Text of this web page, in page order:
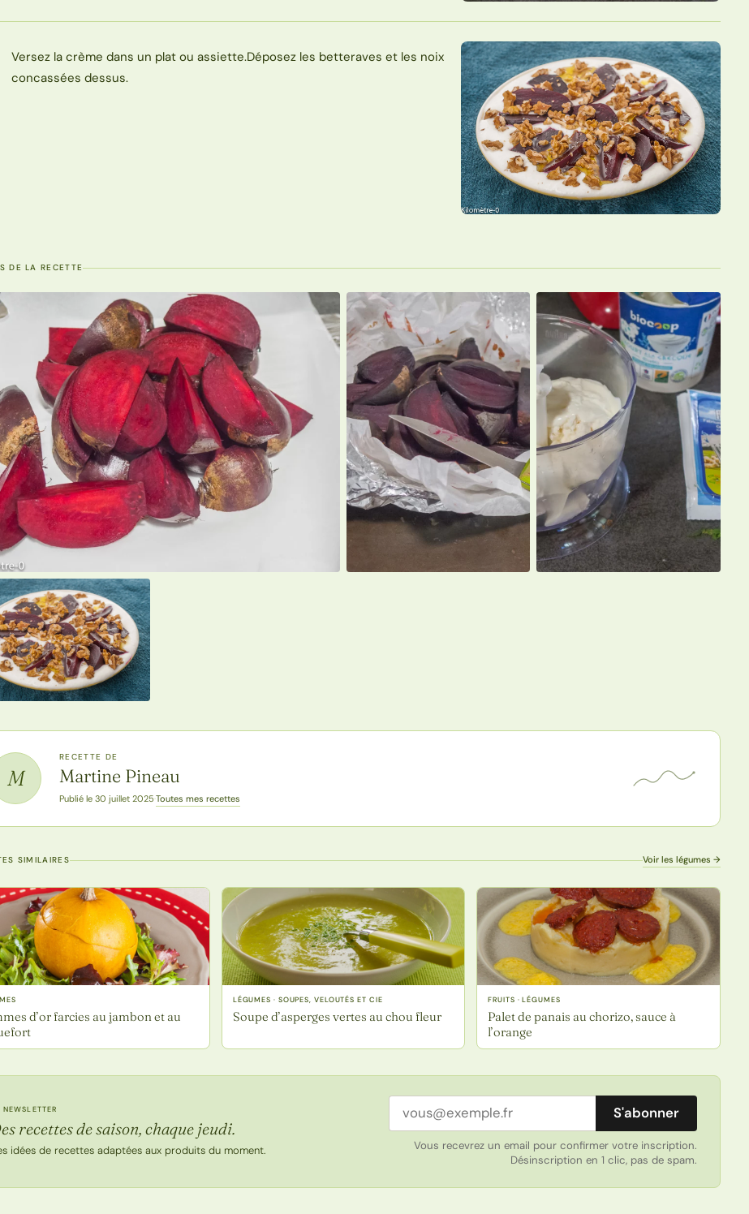
Versez la crème dans un plat ou assiette.Déposez les betteraves et les noix
concassées dessus.
DE LA RECETTE
M
RECETTE DE
Martine Pineau
Publié le 30 juillet 2025·Toutes mes recettes
SIMILAIRES Voir les légumes →
d’or farcies au jambon et au
LÉGUMES · SOUPES, VELOUTÉS ET CIE
Soupe d’asperges vertes au chou fleur
FRUITS · LÉGUMES
Palet de panais au chorizo, sauce à
l’orange
NEWSLETTER
recettes de saison, chaque jeudi.
idées de recettes adaptées aux produits du moment.
Adresse email S'abonner
Vous recevrez un email pour confirmer votre inscription.
Désinscription en 1 clic, pas de spam.